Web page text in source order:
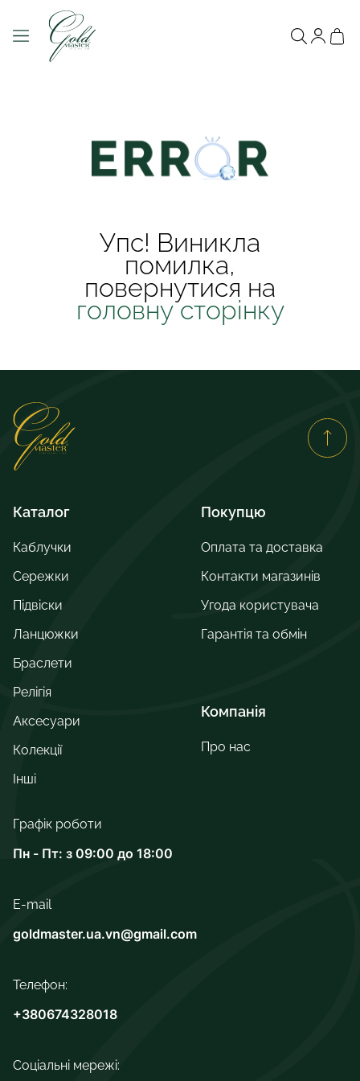
Упс! Виникла
помилка,
повернутися на
головну сторінку
Каталог
Каблучки
Сережки
Підвіски
Ланцюжки
Браслети
Релігія
Аксесуари
Колекції
Інші
Покупцю
Оплата та доставка
Контакти магазинів
Угода користувача
Гарантія та обмін
Компанія
Про нас
Графік роботи
Пн - Пт: з 09:00 до 18:00
E-mail
goldmaster.ua.vn@gmail.com
Телефон:
+380674328018
Соціальні мережі: